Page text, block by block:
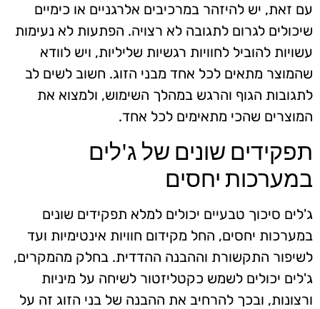
עם זאת, יש להיזהר במרכיבים אלרגניים או כימיים
שיכולים לגרום לתגובה לא רצויה. הפתעות לא נעימות
עשויות להוביל לחוויות רגשיות שליליות, ויש לוודא
שהמוצר מתאים לכל אחד מבני הזוג. חשוב לשים לב
לתגובות הגוף והרגש במהלך השימוש, ולמצוא את
המוצרים שהכי מתאימים לכל אחד.
תפקידים שונים של ג'לים
במערכות יחסים
ג'לים סיכוך טבעיים יכולים למלא תפקידים שונים
במערכות יחסים, החל מקידום חוויות אינטימיות ועד
לשיפור התקשורת וההבנה ההדדית. בחלק מהמקרים,
ג'לים יכולים לשמש כקטליזטור לשיחה על מיניות
ורצונות, ובכך להרחיב את ההבנה של בני הזוג זה על